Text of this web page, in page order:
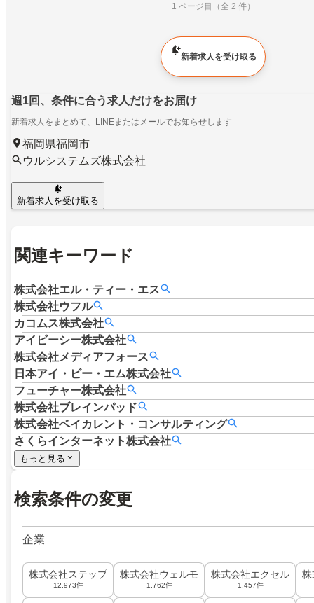
1 ページ目（全 2 件）
新着求人を受け取る
週1回、条件に合う求人だけをお届け
新着求人をまとめて、LINEまたはメールでお知らせします
福岡県福岡市
ウルシステムズ株式会社
新着求人を受け取る
関連キーワード
株式会社エル・ティー・エス
株式会社ウフル
カコムス株式会社
アイビーシー株式会社
株式会社メディアフォース
日本アイ・ビー・エム株式会社
フューチャー株式会社
株式会社ブレインパッド
株式会社ベイカレント・コンサルティング
さくらインターネット株式会社
もっと見る
検索条件の変更
企業
株式会社ステップ
12,973件
株式会社ウェルモ
1,762件
株式会社エクセル
1,457件
株